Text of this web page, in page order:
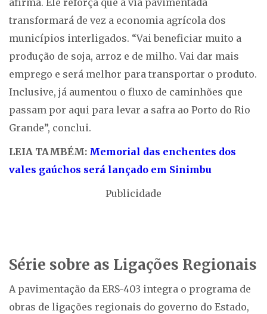
afirma. Ele reforça que a via pavimentada
transformará de vez a economia agrícola dos
municípios interligados. “Vai beneficiar muito a
produção de soja, arroz e de milho. Vai dar mais
emprego e será melhor para transportar o produto.
Inclusive, já aumentou o fluxo de caminhões que
passam por aqui para levar a safra ao Porto do Rio
Grande”, conclui.
LEIA TAMBÉM: Memorial das enchentes dos
vales gaúchos será lançado em Sinimbu
Publicidade
Série sobre as Ligações Regionais
A pavimentação da ERS-403 integra o programa de
obras de ligações regionais do governo do Estado,